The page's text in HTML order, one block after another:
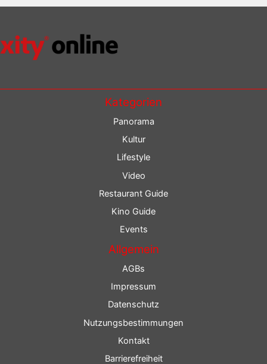
Kategorien
Panorama
Kultur
Lifestyle
Video
Restaurant Guide
Kino Guide
Events
Allgemein
AGBs
Impressum
Datenschutz
Nutzungsbestimmungen
Kontakt
Barrierefreiheit